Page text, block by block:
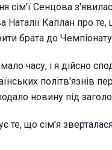
сім'ї Сенцова
Наталії Каплан про
брата до
часу, і я дійсно
політв'язнів
новину під
те, що сім'я